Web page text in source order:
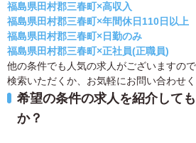
福島県田村郡三春町×高収入
福島県田村郡三春町×年間休日110日以上
福島県田村郡三春町×日勤のみ
福島県田村郡三春町×正社員(正職員)
他の条件でも人気の求人がございますの
検索いただくか、お気軽にお問い合わせく
希望の条件の求人を紹介して
か？